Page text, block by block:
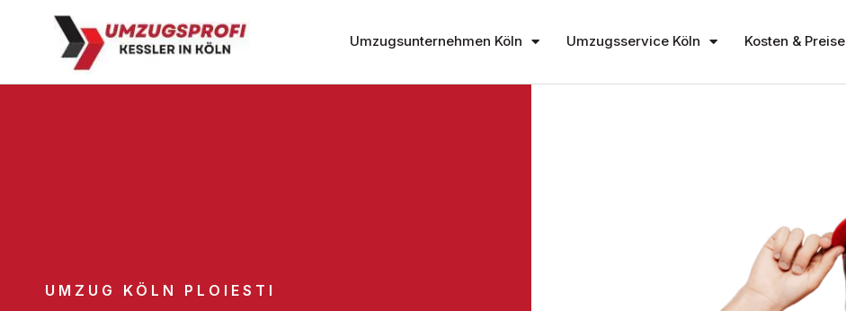
Umzugsunternehmen Köln Umzugsservice Köln Kosten & Preise
UMZUG KÖLN PLOIESTI